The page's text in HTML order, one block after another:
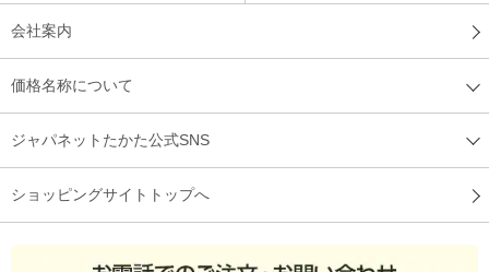
会社案内
価格名称について
ジャパネットたかた公式SNS
ショッピングサイトトップへ